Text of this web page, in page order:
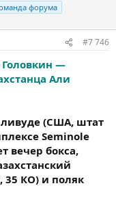
форума
#7 746
Головкин —
Али
(США, штат
Seminole
вечер бокса,
35 КО) и поляк